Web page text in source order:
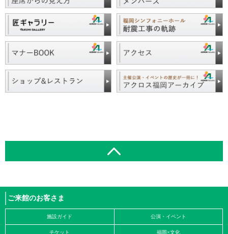
ご来館のお客さま
施設ガイド 公演・イベント
チケット 福岡×文化